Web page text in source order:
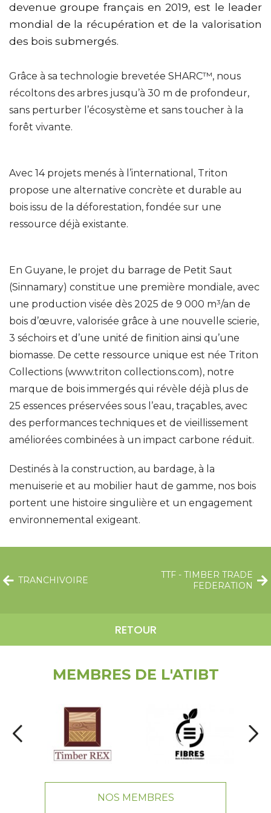
devenue groupe français en 2019, est le leader
mondial de la récupération et de la valorisation
des bois submergés.
Grâce à sa technologie brevetée SHARC™, nous
récoltons des arbres jusqu’à 30 m de profondeur,
sans perturber l’écosystème et sans toucher à la
forêt vivante.
Avec 14 projets menés à l’international, Triton
propose une alternative concrète et durable au
bois issu de la déforestation, fondée sur une
ressource déjà existante.
En Guyane, le projet du barrage de Petit Saut
(Sinnamary) constitue une première mondiale, avec
une production visée dès 2025 de 9 000 m³/an de
bois d’œuvre, valorisée grâce à une nouvelle scierie,
3 séchoirs et d’une unité de finition ainsi qu’une
biomasse. De cette ressource unique est née Triton
Collections (www.triton collections.com), notre
marque de bois immergés qui révèle déjà plus de
25 essences préservées sous l’eau, traçables, avec
des performances techniques et de vieillissement
améliorées combinées à un impact carbone réduit.
Destinés à la construction, au bardage, à la
menuiserie et au mobilier haut de gamme, nos bois
portent une histoire singulière et un engagement
environnemental exigeant.
TRANCHIVOIRE
RETOUR
TTF - TIMBER TRADE
FEDERATION
MEMBRES DE L'ATIBT
NOS MEMBRES